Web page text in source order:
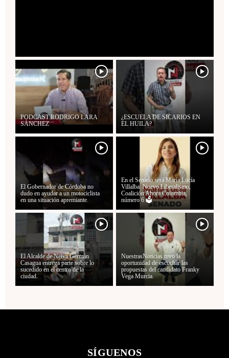
PODCAST RODRIGO LARA
SÁNCHEZ
¿ESCUELA DE SICARIOS EN
EL HUILA?
El Gobernador de Córdoba no
dudo en ayudar a un motociclista
en una situación apremiante.
En el Senado será María Lucía
Villalba. Nuevo Liberalismo,
Coalición Ahora Colombia,
número 6 🗳️
El Alcalde de Neiva Germán
Casagua entrega parte sobre lo
sucedido en el centro de la
ciudad.
NuestrasNoticias tuvo la
oportunidad de escuchar las
propuestas del candidato Franky
Vega Murcia.
SÍGUENOS